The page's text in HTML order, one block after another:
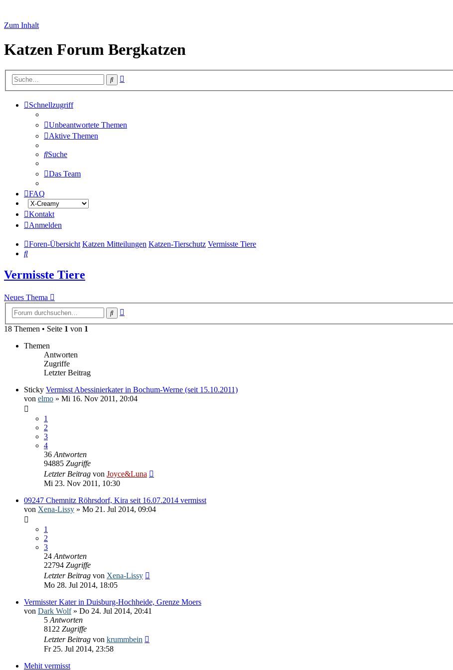
Zum Inhalt
Katzen Forum Bergkatzen
Suche
Schnellzugriff
Unbeantwortete Themen
Aktive Themen
Suche
Das Team
FAQ
Kontakt
Anmelden
Foren-Übersicht Katzen Mitteilungen Katzen-Tierschutz Vermisste Tiere
Suche
Vermisste Tiere
Neues Thema
Suche
18 Themen • Seite 1 von 1
Themen
Antworten
Zugriffe
Letzter Beitrag
Sticky Vermisst Abessinierkater in Bochum-Werne (seit 15.10.2011)
von elmo » Mi 16. Nov 2011, 20:04
1
2
3
4
36 Antworten
94885 Zugriffe
Letzter Beitrag von Joyce&Luna
Mi 23. Nov 2011, 10:30
09247 Chemnitz Röhrsdorf, Kira seit 16.07.2014 vermisst
von Xena-Lissy » Mo 21. Jul 2014, 09:04
1
2
3
24 Antworten
22794 Zugriffe
Letzter Beitrag von Xena-Lissy
Mo 28. Jul 2014, 18:05
Vermisster Kater in Duisburg-Hochheide, Grenze Moers
von Dark Wolf» Do 24. Jul 2014, 20:41
5 Antworten
8122 Zugriffe
Letzter Beitrag von krummbein
Fr 25. Jul 2014, 23:58
Mehit vermisst